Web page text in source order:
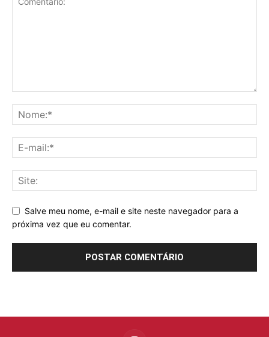
Salve meu nome, e-mail e site neste navegador para a
próxima vez que eu comentar.